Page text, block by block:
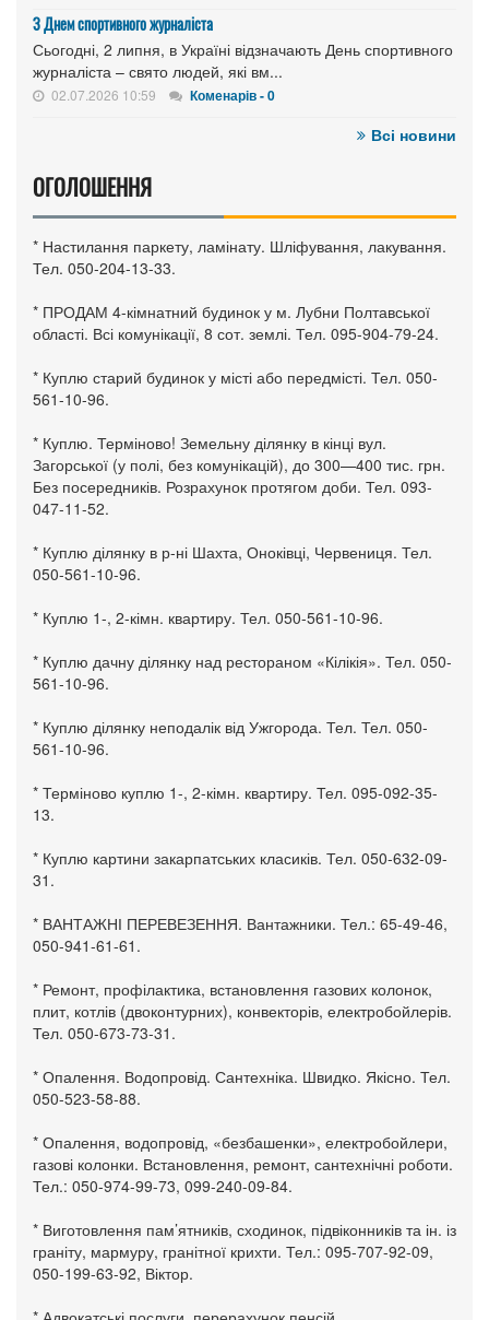
З Днем спортивного журналіста
Сьогодні, 2 липня, в Україні відзначають День спортивного
журналіста – свято людей, які вм...
02.07.2026 10:59 Коменарів - 0
Всі новини
ОГОЛОШЕННЯ
* Настилання паркету, ламінату. Шліфування, лакування.
Тел. 050-204-13-33.
* ПРОДАМ 4-кімнатний будинок у м. Лубни Полтавської
області. Всі комунікації, 8 сот. землі. Тел. 095-904-79-24.
* Куплю старий будинок у місті або передмісті. Тел. 050-
561-10-96.
* Куплю. Терміново! Земельну ділянку в кінці вул.
Загорської (у полі, без комунікацій), до 300—400 тис. грн.
Без посередників. Розрахунок протягом доби. Тел. 093-
047-11-52.
* Куплю ділянку в р-ні Шахта, Оноківці, Червениця. Тел.
050-561-10-96.
* Куплю 1-, 2-кімн. квартиру. Тел. 050-561-10-96.
* Куплю дачну ділянку над рестораном «Кілікія». Тел. 050-
561-10-96.
* Куплю ділянку неподалік від Ужгорода. Тел. Тел. 050-
561-10-96.
* Терміново куплю 1-, 2-кімн. квартиру. Тел. 095-092-35-
13.
* Куплю картини закарпатських класиків. Тел. 050-632-09-
31.
* ВАНТАЖНІ ПЕРЕВЕЗЕННЯ. Вантажники. Тел.: 65-49-46,
050-941-61-61.
* Ремонт, профілактика, встановлення газових колонок,
плит, котлів (двоконтурних), конвекторів, електробойлерів.
Тел. 050-673-73-31.
* Опалення. Водопровід. Сантехніка. Швидко. Якісно. Тел.
050-523-58-88.
* Опалення, водопровід, «безбашенки», електробойлери,
газові колонки. Встановлення, ремонт, сантехнічні роботи.
Тел.: 050-974-99-73, 099-240-09-84.
* Виготовлення пам’ятників, сходинок, підвіконників та ін. із
граніту, мармуру, гранітної крихти. Тел.: 095-707-92-09,
050-199-63-92, Віктор.